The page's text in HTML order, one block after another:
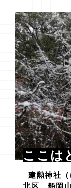
ここは
建勲神社（
北区、船岡